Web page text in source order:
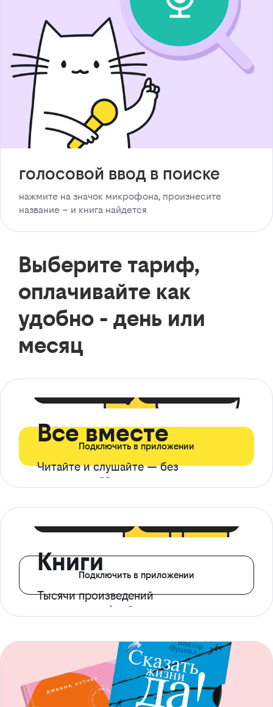
голосовой ввод в поиске
нажмите на значок микрофона, произнесите
название – и книга найдется
Выберите тариф,
оплачивайте как
удобно - день или
месяц
Все вместе
Читайте и слушайте — без
ограничений*
Подключить в приложении
Книги
Тысячи произведений
с доступом офлайн
Подключить в приложении